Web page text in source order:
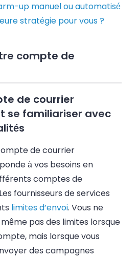
up manuel ou automatisé
stratégie pour vous ?
compte de
de courrier
se familiariser avec
de courrier
à vos besoins en
comptes de
Les fournisseurs de services
limites d’envoi. Vous ne
pas des limites lorsque
mais lorsque vous
des campagnes